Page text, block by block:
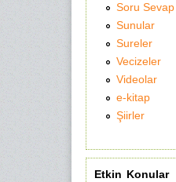
Soru Sevap
Sunular
Sureler
Vecizeler
Videolar
e-kitap
Şiirler
Etkin Konular